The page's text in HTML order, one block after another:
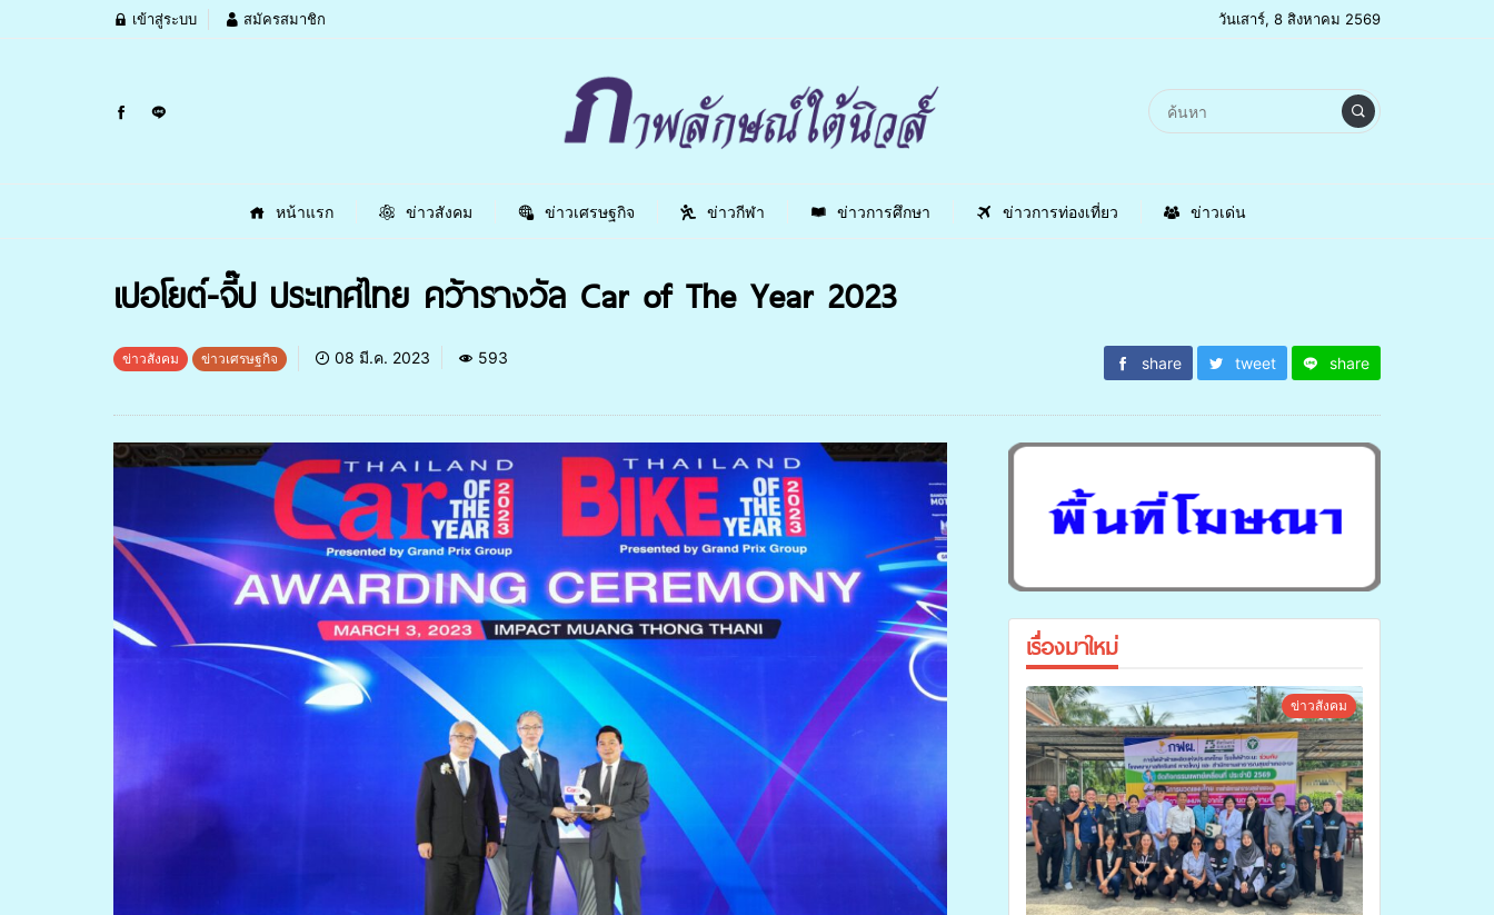
เข้าสู่ระบบ สมัครสมาชิก วันเสาร์, 8 สิงหาคม 2569
หน้าแรก ข่าวสังคม ข่าวเศรษฐกิจ ข่าวกีฬา ข่าวการศึกษา ข่าวการท่องเที่ยว ข่าวเด่น
เปอโยต์-จี๊ป ประเทศไทย คว้ารางวัล Car of The Year 2023
ข่าวสังคม ข่าวเศรษฐกิจ 08 มี.ค. 2023 593 share tweet share
เรื่องมาใหม่
ข่าวสังคม